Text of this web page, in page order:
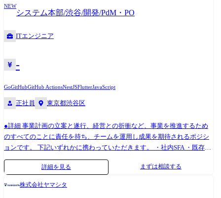
ル、採用人事などエンジニア以外の組織へ異動 【入社後のフォロー体
制】 ・1か月程度の教育(インプット)期間の後、1～3か月のOJTでの軽微
運用マニュアルや業務wiki、先輩などの有識者へ気軽に聞ける環境が整
入社直後は経験豊富なメンターの指導を受けながら開発・運用に従事い
ただき、 徐々に企画・設計などの裁量の大きい仕事へとチャレンジして
変更の可能性があります。
品質を向上させる役割を担う職種ですが、SETはソフトウェアテストの
自動化を担当するエンジニアであり、QAはソフトウェアの品質管理全般
を担当する職種です。 ●技術スタック サーバーサイド: Java, TypeScript,
Kotlin, COBOL フロントエンド: 開発言語:HTML, CSS, JavaScript,
Database, PostgreSQL, Amazon DynamoDB ミドルウェア: Nginx, Apache
Tomcat, IBM WebSphere クラウド: AWS, GCP, Azure, OCI CI/CD: Jenkins,
AWS CodeCommit, Gitlab, Subversion タスク管理: GitHub issues, GitLab
ション: Slack, Google Workspace 【入社後のフォロー体制】 ・1か月程度
の教育(インプット)期間の後、1～3か月のOJTでの軽微な修正や開発を行
い、3～6か月程度でひとり立ちしていただきます。 ・運用マニュアルや
業務wiki、先輩などの有識者へ気軽に聞ける環境が整っていますので、
ご経験が浅い方でも安心して業務を遂行できます。 ・入社直後は経験豊
富なメンターの指導を受けながら開発・運用に従事いただき、 徐々に企
NEW
システム本部/渋谷/開発/PdM・PO
ITエンジニア
-
GoGitHubGitHub ActionsNestJSFlutterJavaScript
正社員 東京都渋谷区
●詳細 事業計画の立案と遂行、経営との折衝など、事業を推進するため
のすべてのことに責任を持ち、チームを運用し成果を期待されるポジシ
ョンです。 下記いずれかに携わっていただきます。 ・社内SFA ・既存オ
ウンドメディア ・新規事業 具体的には以下の業務に携わっていただきま
す。 ・チームビルディング ・ビジョン策定 ・ステークホルダーとの折
詳細を見る まずは相談する
株式会社ヤマシタ